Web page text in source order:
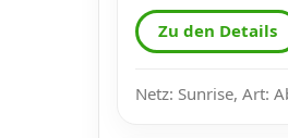
Zu den Details
Netz: Sunrise, Art: